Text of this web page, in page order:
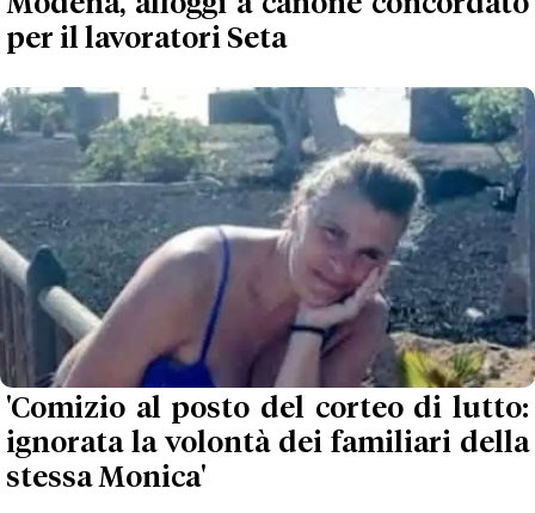
per il lavoratori Seta
'Comizio al posto del corteo di lutto:
ignorata la volontà dei familiari della
stessa Monica'